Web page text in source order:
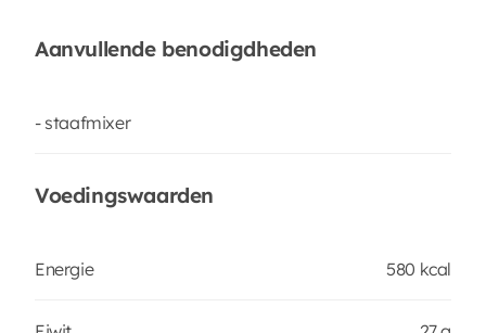
Aanvullende benodigdheden
- staafmixer
Voedingswaarden
Energie 580 kcal